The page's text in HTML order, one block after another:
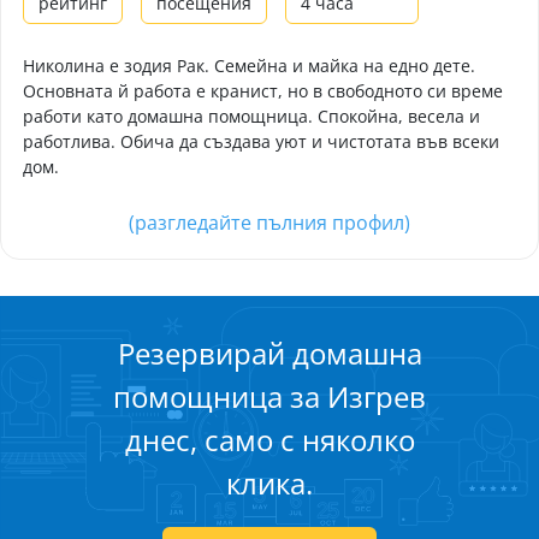
Николина е зодия Рак. Семейна и майка на едно дете.
Основната й работа е кранист, но в свободното си време
работи като домашна помощница. Спокойна, весела и
работлива. Обича да създава уют и чистотата във всеки
дом.
(разгледайте пълния профил)
Резервирай домашна
помощница за Изгрев
днес, само с няколко
клика.